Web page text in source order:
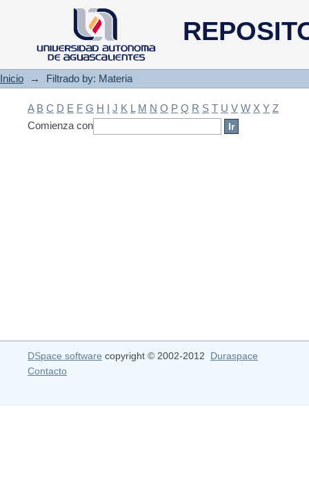
Filtrado by: Materia
Inicio → Filtrado by: Materia
A B C D E F G H I J K L M N O P Q R S T U V W X Y Z
Comienza con
DSpace software copyright © 2002-2012 Duraspace
Contacto